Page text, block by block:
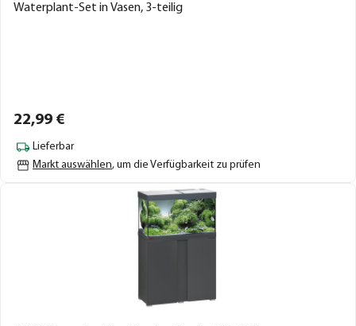
Waterplant-Set in Vasen, 3-teilig
22,99 €
Lieferbar
Markt auswählen, um die Verfügbarkeit zu prüfen